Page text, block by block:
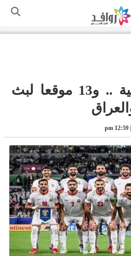
سياسة الخصوصية
فعاليات احتفالية .. و13 موقعا لبث